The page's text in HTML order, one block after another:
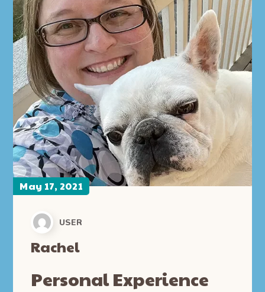
May 17, 2021
USER
Rachel
Personal Experience